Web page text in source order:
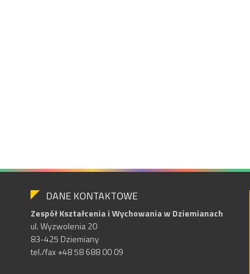
DANE KONTAKTOWE
Zespół Kształcenia i Wychowania w Dziemianach
ul. Wyzwolenia 20
83-425 Dziemiany
tel./fax +48 58 688 00 09